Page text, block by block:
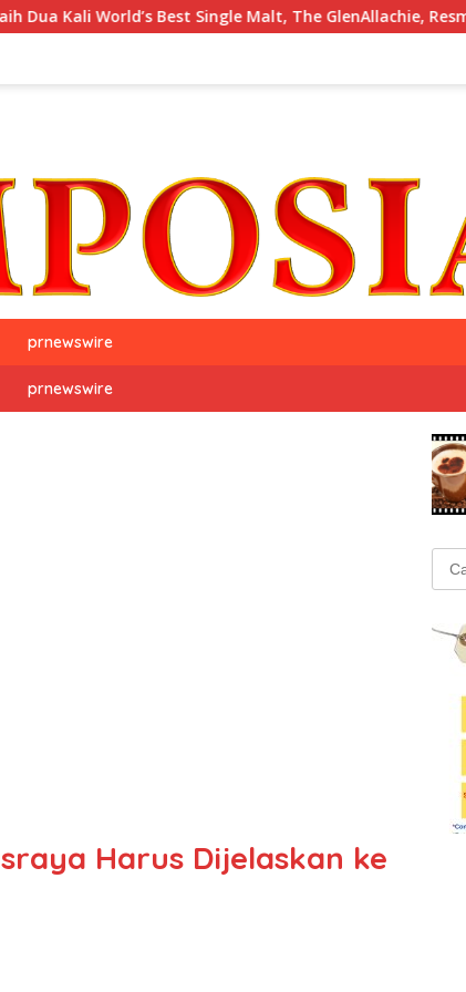
Best Single Malt, The GlenAllachie, Resmi Debut di
prnewswire
prnewswire
Harus Dijelaskan ke